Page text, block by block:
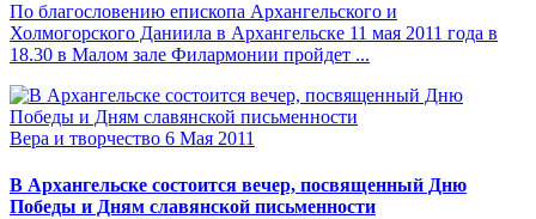
По благословению епископа Архангельского и
Холмогорского Даниила в Архангельске 11 мая 2011 года в
18.30 в Малом зале Филармонии пройдет ...
Вера и творчество 6 Мая 2011
В Архангельске состоится вечер, посвященный Дню
Победы и Дням славянской письменности